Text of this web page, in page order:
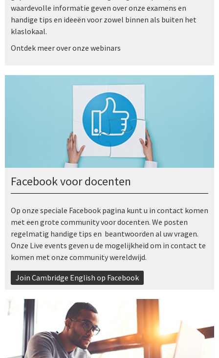
waardevolle informatie geven over onze examens en
handige tips en ideeën voor zowel binnen als buiten het
klaslokaal.
Ontdek meer over onze webinars
Facebook voor docenten
Op onze speciale Facebook pagina kunt u in contact komen
met een grote community voor docenten. We posten
regelmatig handige tips en beantwoorden al uw vragen.
Onze Live events geven u de mogelijkheid om in contact te
komen met onze community wereldwijd.
Join Cambridge English op Facebook